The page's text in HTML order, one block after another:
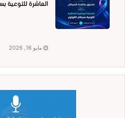
العاشرة للتوعية
مايو 16, 2026